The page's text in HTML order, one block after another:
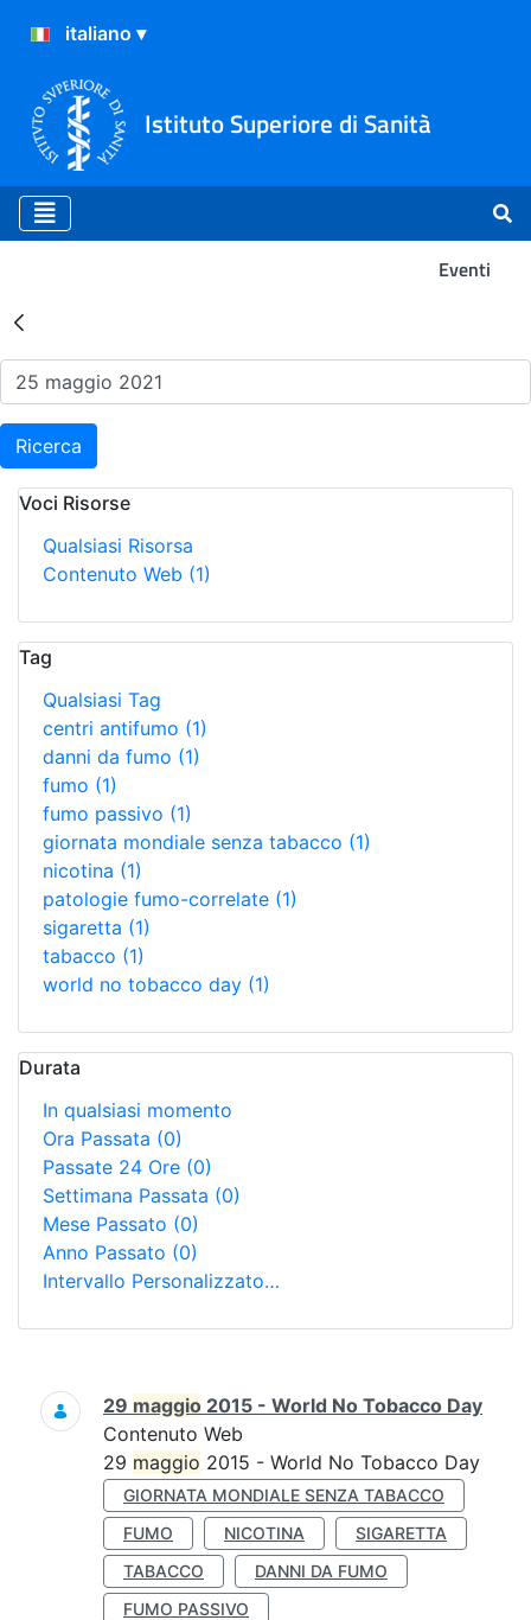
Istituto Superiore di Sanità
Eventi
Risultati della Ricerca -
Ricerca
Voci Risorse
Qualsiasi Risorsa
Contenuto Web (1)
Tag
Qualsiasi Tag
centri antifumo (1)
danni da fumo (1)
fumo (1)
fumo passivo (1)
giornata mondiale senza tabacco (1)
nicotina (1)
patologie fumo-correlate (1)
sigaretta (1)
tabacco (1)
world no tobacco day (1)
Durata
In qualsiasi momento
Ora Passata (0)
Passate 24 Ore (0)
Settimana Passata (0)
Mese Passato (0)
Anno Passato (0)
Intervallo Personalizzato…
Ricerca
29 maggio 2015 - World No Tobacco Day
Contenuto Web
29 maggio 2015 - World No Tobacco Day
GIORNATA MONDIALE SENZA TABACCO
FUMO
NICOTINA
SIGARETTA
TABACCO
DANNI DA FUMO
FUMO PASSIVO